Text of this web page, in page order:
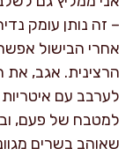
– זה נותן עומק
אחרי הבישול
הרצינית. אגב,
לערבב עם
למטבח של פעם,
שאוהב בשרים